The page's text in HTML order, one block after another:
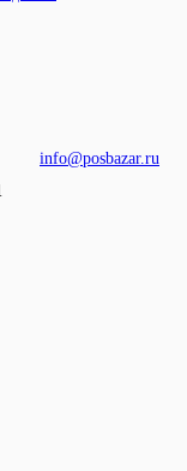
info@posbazar.ru